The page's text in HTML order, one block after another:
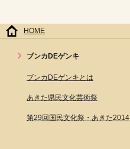
HOME
ブンカDEゲンキ
ブンカDEゲンキとは
あきた県民文化芸術祭
第29回国民文化祭・あきた2014